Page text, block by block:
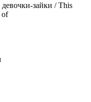
зайки / This
of